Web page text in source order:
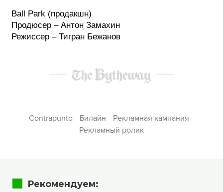
Ball Park (продакшн)
Продюсер – Антон Замахин
Режиссер – Тигран Бежанов
Contrapunto Билайн
Рекламная кампания
Рекламный ролик
Рекомендуем: